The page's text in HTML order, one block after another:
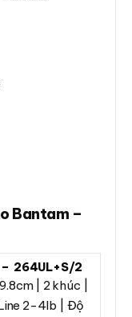
Bantam –
– 264UL+S/2
| 2 khúc |
2-4lb | Độ